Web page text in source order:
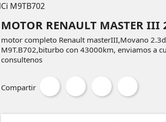
M9TB702
MOTOR RENAULT MASTER
motor completo Renault masterIII,Movano
M9T.B702,biturbo con 43000km, enviamos a
consultenos
Compartir